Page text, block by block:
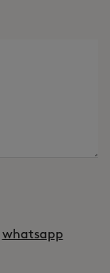
whatsapp